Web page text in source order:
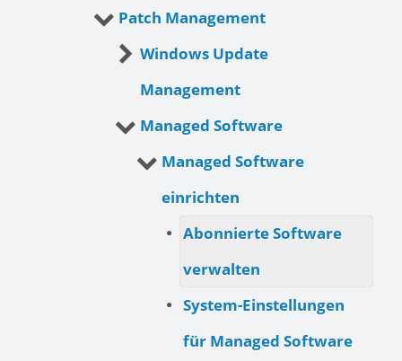
Patch Management
Windows Update
Management
Managed Software
Managed Software
einrichten
Abonnierte Software
verwalten
System-Einstellungen
für Managed Software